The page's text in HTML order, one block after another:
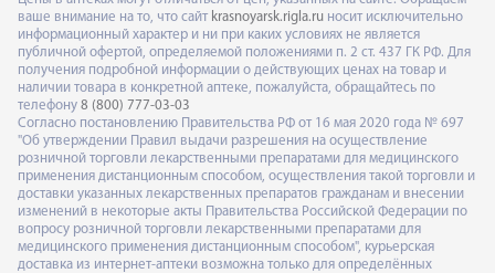
ваше внимание на то, что сайт krasnoyarsk.rigla.ru носит исключительно
информационный характер и ни при каких условиях не является
публичной офертой, определяемой положениями п. 2 ст. 437 ГК РФ. Для
получения подробной информации о действующих ценах на товар и
наличии товара в конкретной аптеке, пожалуйста, обращайтесь по
телефону 8 (800) 777-03-03
Согласно постановлению Правительства РФ от 16 мая 2020 года № 697
"Об утверждении Правил выдачи разрешения на осуществление
розничной торговли лекарственными препаратами для медицинского
применения дистанционным способом, осуществления такой торговли и
доставки указанных лекарственных препаратов гражданам и внесении
изменений в некоторые акты Правительства Российской Федерации по
вопросу розничной торговли лекарственными препаратами для
медицинского применения дистанционным способом", курьерская
доставка из интернет-аптеки возможна только для определённых